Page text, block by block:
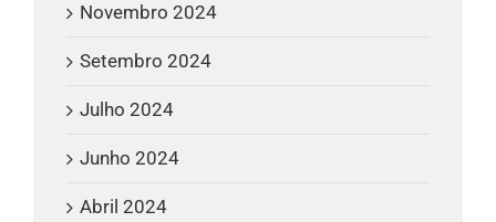
Novembro 2024
Setembro 2024
Julho 2024
Junho 2024
Abril 2024